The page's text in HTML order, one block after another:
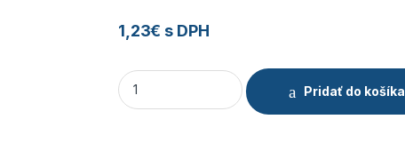
1,23€ s DPH
Tlačná pružina 1,25x9,3x48 quantity
Pridať do košíka